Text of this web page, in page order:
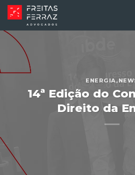
Skip
to
content
ENERGIA,
14ª Edição do
Direito da